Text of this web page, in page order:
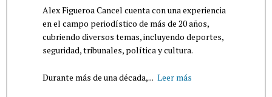
Alex Figueroa Cancel cuenta con una experiencia
en el campo periodístico de más de 20 años,
cubriendo diversos temas, incluyendo deportes,
seguridad, tribunales, política y cultura.
Durante más de una década,... Leer más